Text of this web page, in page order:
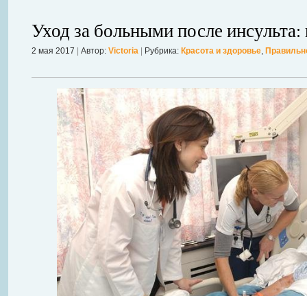
Уход за больными после
2 мая 2017 Автор: Victoria Рубрика: Красота и здоровье,